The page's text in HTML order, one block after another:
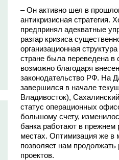
– Он активно шел в
антикризисная стратегия.
предпринял адекватные
разгар кризиса
организационная
стране была переведена в
возможно благодаря
законодательство РФ. На
завершился в начале
Владивосток),
статус операционных
большому счету,
банка работают в
местах. Оптимизация же в
позволяет нам
проектов.